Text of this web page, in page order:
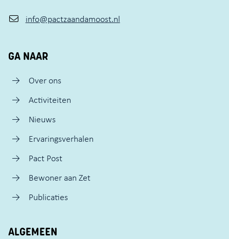
info@pactzaandamoost.nl
GA NAAR
Over ons
Activiteiten
Nieuws
Ervaringsverhalen
Pact Post
Bewoner aan Zet
Publicaties
ALGEMEEN